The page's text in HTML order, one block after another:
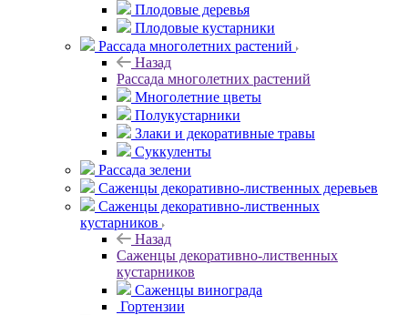
Плодовые деревья
Плодовые кустарники
Рассада многолетних растений
Назад
Рассада многолетних растений
Многолетние цветы
Полукустарники
Злаки и декоративные травы
Суккуленты
Рассада зелени
Саженцы декоративно-лиственных деревьев
Саженцы декоративно-лиственных
кустарников
Назад
Саженцы декоративно-лиственных
кустарников
Саженцы винограда
Гортензии